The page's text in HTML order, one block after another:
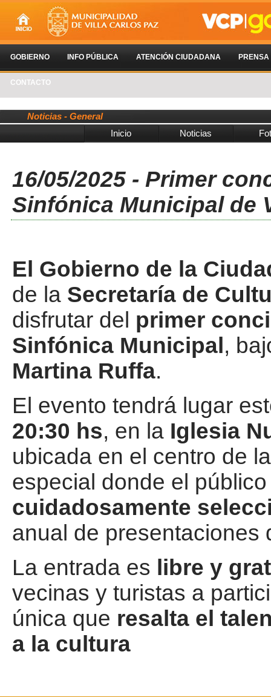
GOBIERNO INFO PÚBLICA ATENCIÓN CIUDADANA PRENSA
CONTACTO
Noticias - General
Inicio
Noticias
16/05/2025 - Primer
Sinfónica Municipal de
El Gobierno de la
de la Secretaría de
disfrutar del primer
Sinfónica Municipal ,
Martina Ruffa.
El evento tendrá lugar
20:30 hs, en la Iglesia
ubicada en el centro de
especial donde el
cuidadosamente
anual de presentaciones
La entrada es libre y
vecinas y turistas a
única que resalta el
a la cultura